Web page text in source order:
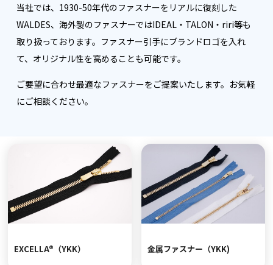
当社では、1930-50年代のファスナーをリアルに復刻した
WALDES、海外製のファスナーではIDEAL・TALON・riri等も
取り扱っております。ファスナー引手にブランドロゴを入れ
て、オリジナル性を高めることも可能です。
ご要望に合わせ最適なファスナーをご提案いたします。お気軽
にご相談ください。
EXCELLA®（YKK） 金属ファスナー（YKK)